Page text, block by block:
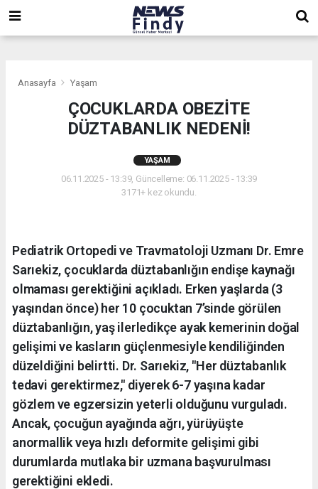
Anasayfa Yaşam
ÇOCUKLARDA OBEZİTE
DÜZTABANLIK NEDENİ!
YAŞAM
06.11.2025 - 13:39, Güncelleme: 06.11.2025 - 13:39
3171+ kez okundu.
Pediatrik Ortopedi ve Travmatoloji Uzmanı Dr. Emre
Sarıekiz, çocuklarda düztabanlığın endişe kaynağı
olmaması gerektiğini açıkladı. Erken yaşlarda (3
yaşından önce) her 10 çocuktan 7’sinde görülen
düztabanlığın, yaş ilerledikçe ayak kemerinin doğal
gelişimi ve kasların güçlenmesiyle kendiliğinden
düzeldiğini belirtti. Dr. Sarıekiz, "Her düztabanlık
tedavi gerektirmez," diyerek 6-7 yaşına kadar
gözlem ve egzersizin yeterli olduğunu vurguladı.
Ancak, çocuğun ayağında ağrı, yürüyüşte
anormallik veya hızlı deformite gelişimi gibi
durumlarda mutlaka bir uzmana başvurulması
gerektiğini ekledi.